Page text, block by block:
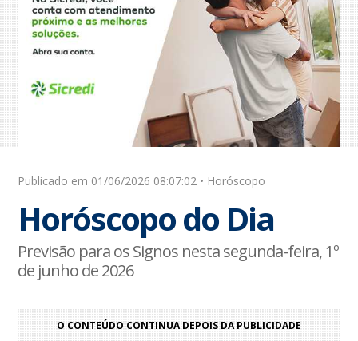
Publicado em 01/06/2026 08:07:02 • Horóscopo
Horóscopo do Dia
Previsão para os Signos nesta segunda-feira, 1º
de junho de 2026
O CONTEÚDO CONTINUA DEPOIS DA PUBLICIDADE